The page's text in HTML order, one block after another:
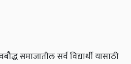
समाजातील सर्व विद्यार्थी यासाठी